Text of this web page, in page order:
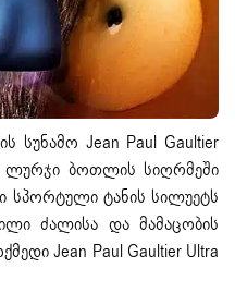
სუნამო Jean Paul Gaultier
ლურჯი ბოთლის სიღრმეში
სპორტული ტანის სილუეტს
ძალისა და მამაცობის
Jean Paul Gaultier Ultra